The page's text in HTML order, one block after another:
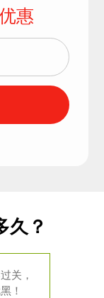
惠
久？
关，
！